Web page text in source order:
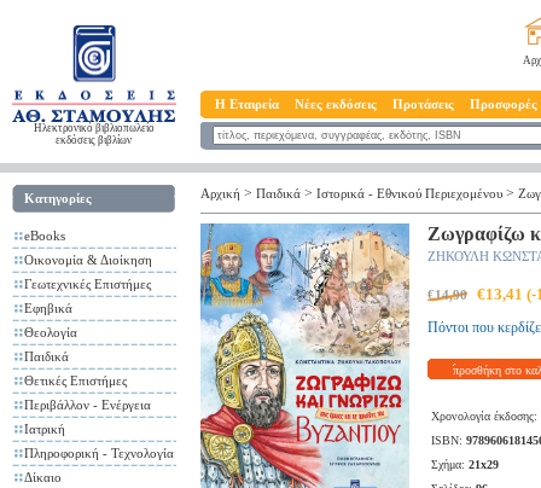
Ηλεκτρονικό βιβλιοπωλείο
εκδόσεις βιβλίων
Η Εταιρεία Νέες εκδόσεις Προτάσεις Προσφορές
Κατηγορίες
eBooks
Οικονομία & Διοίκηση
Γεωτεχνικές Επιστήμες
Εφηβικά
Θεολογία
Παιδικά
Θετικές Επιστήμες
Περιβάλλον - Ενέργεια
Ιατρική
Πληροφορική - Τεχνολογία
Δίκαιο
Αρχική > Παιδικά > Ιστορικά - Εθνικού Περιεχομένου >
Ζωγραφίζω
ΖΗΚΟΥΛΗ
€14,90 €13,41
Πόντοι που
προσθήκη στο
Χρονολογία έκδοσης:
ISBN:
Σχήμα: 21x29